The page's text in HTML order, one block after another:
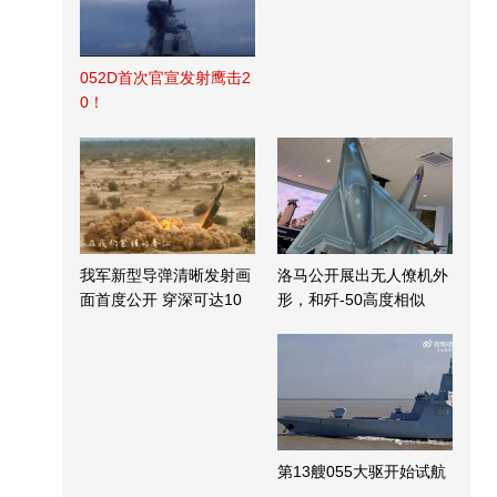
052D首次官宣发射鹰击2
0！
我军新型导弹清晰发射画
面首度公开 穿深可达10
洛马公开展出无人僚机外
形，和歼-50高度相似
第13艘055大驱开始试航